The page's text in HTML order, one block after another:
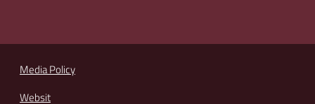
Media Policy
Websit